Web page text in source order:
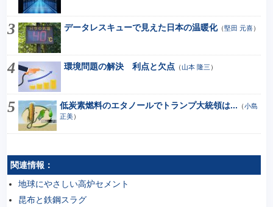
データレスキューで見えた日本の温暖化（堅田 元喜）
環境問題の解決 利点と欠点 （山本 隆三 ）
低炭素燃料のエタノールでトランプ大統領は... （小島
正美）
関連情報：
地球にやさしい高炉セメント
昆布と鉄鋼スラグ